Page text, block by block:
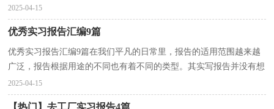
常苦恼吧，下面是小编整理的农行实习报告3篇，仅供参...
2025-04-15
优秀实习报告汇编9篇
优秀实习报告汇编9篇在我们平凡的日常里，报告的适用范围越来越
广泛，报告根据用途的不同也有着不同的类型。其实写报告并没有想
象中那么难，下面是小编帮大家整理的优秀实习报告9...
2025-04-15
【热门】去工厂实习报告4篇